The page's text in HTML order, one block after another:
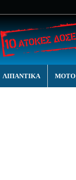
ΛΙΠΑΝΤΙΚΑ MOTO